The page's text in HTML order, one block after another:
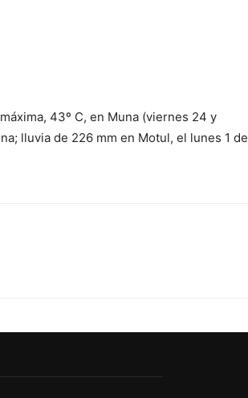
43º C, en Muna (viernes 24 y
lluvia de 226 mm en Motul, el lunes 1 de